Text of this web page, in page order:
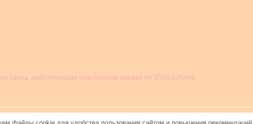
цены, действующие при первом заказе от 3000 рублей.
файлы cookie для удобства пользования сайтом и повышения